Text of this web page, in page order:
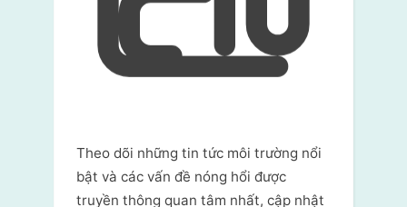
Theo dõi những tin tức môi trường nổi
bật và các vấn đề nóng hổi được
truyền thông quan tâm nhất, cập nhật